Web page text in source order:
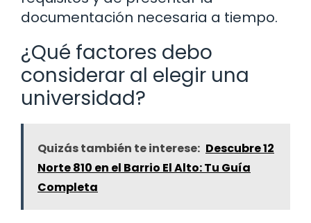
documentación necesaria a tiempo.
¿Qué factores debo
considerar al elegir una
universidad?
Quizás también te interese: Descubre 12
Norte 810 en el Barrio El Alto: Tu Guía
Completa